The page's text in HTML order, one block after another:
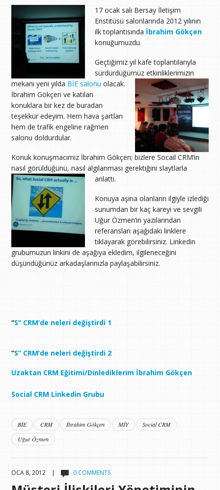
TOPLANTI
17 ocak salı Bersay İletişim
Enstitüsü salonlarında 2012 yılının
ilk toplantısında İbrahim Gökçen
konuğumuzdu.
Geçtiğimiz yıl kafe toplantılarıyla
sürdürdüğümüz etkinliklerimizin
mekanı yeni yılda BİE salonu olacak.
İbrahim Gökçen ve katılan
konuklara bir kez de buradan
teşekkür edeyim. Hem hava şartları
hem de trafik engeline rağmen
salonu doldurdular.
Konuk konuşmacımız İbrahim Gökçen; bizlere Socail CRM’in
nasıl görüldüğünü, nasıl algılanması gerektiğini slaytlarla
anlattı.
Konuya aşina olanların ilgiyle izlediği
sunumdan bir kaç kareyi ve sevgili
Uğur Özmen’in yazılarından
referansları aşağıdaki linklere
tıklayarak görebilirsiniz. Linkedin
grubumuzun linkini de aşağıya ekledim, ilgileneceğini
düşündüğünüz arkadaşlarınızla paylaşabilirsiniz.
“S” CRM’de neleri değiştirdi 1
“S” CRM’de neleri değiştirdi 2
Uzaktan CRM Eğitimi/Dinlediklerim İbrahim Gökçen
Social CRM Linkedin Grubu
BİE CRM İbrahim Gökçen MİY
Social CRM
Uğur Özmen
OCA 8, 2012 | 0 COMMENTS